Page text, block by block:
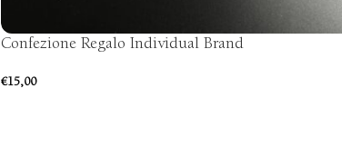
Confezione Regalo Individual Brand
€15,00